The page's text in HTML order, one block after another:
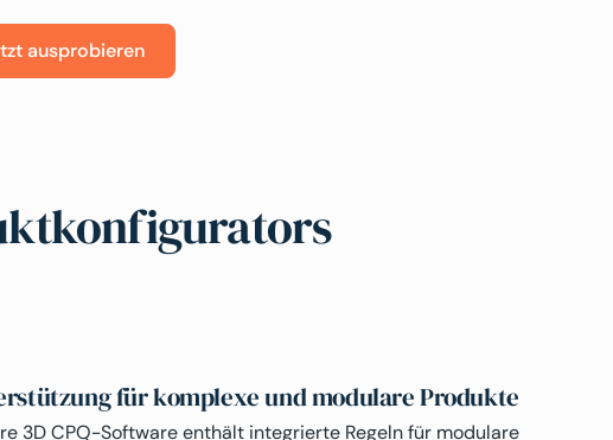
ausprobieren
für komplexe und modulare Produkte
3D CPQ-Software enthält integrierte Regeln für modulare